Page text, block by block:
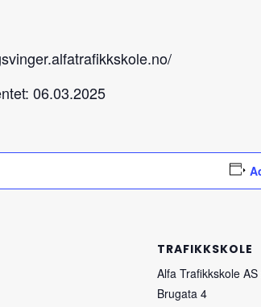
06.03.2025
TRAFIKKSKOLE
Alfa Trafikkskole
Brugata 4